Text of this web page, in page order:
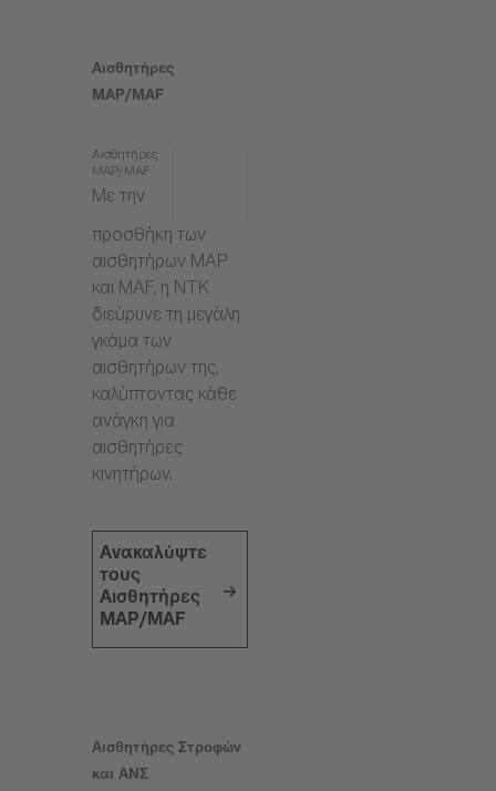
Αισθητήρες
MAP/MAF
Αισθητήρες
MAP/MAF
Με την
προσθήκη των
αισθητήρων MAP
και MAF, η NTK
διεύρυνε τη μεγάλη
γκάμα των
αισθητήρων της,
καλύπτοντας κάθε
ανάγκη για
αισθητήρες
κινητήρων.
Ανακαλύψτε
τους
Αισθητήρες
MAP/MAF
Αισθητήρες Στροφών
και ΑΝΣ